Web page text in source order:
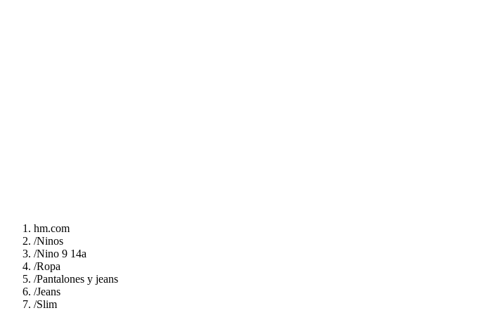
hm.com
/Ninos
/Nino 9 14a
/Ropa
/Pantalones y jeans
/Jeans
/Slim